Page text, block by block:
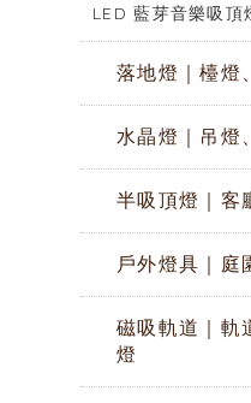
LED 藍芽音樂吸頂
落地燈｜檯燈
水晶燈｜吊燈
半吸頂燈｜客
戶外燈具｜庭
磁吸軌道｜軌
燈